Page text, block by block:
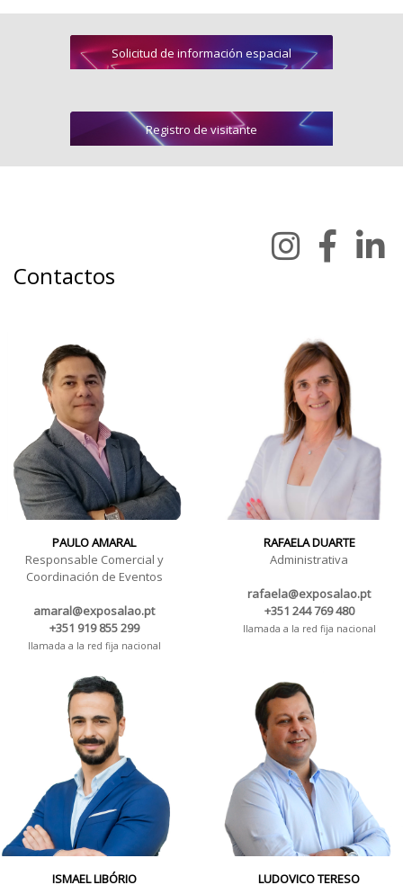
Solicitud de información espacial
Registro de visitante
Contactos
PAULO AMARAL
Responsable Comercial y
Coordinación de Eventos
amaral@exposalao.pt
+351 919 855 299
llamada a la red fija nacional
RAFAELA DUARTE
Administrativa
rafaela@exposalao.pt
+351 244 769 480
llamada a la red fija nacional
ISMAEL LIBÓRIO LUDOVICO TERESO